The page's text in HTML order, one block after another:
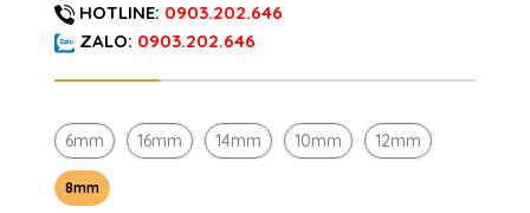
HOTLINE: 0903.202.646
ZALO: 0903.202.646
6mm 16mm 14mm 10mm 12mm
8mm